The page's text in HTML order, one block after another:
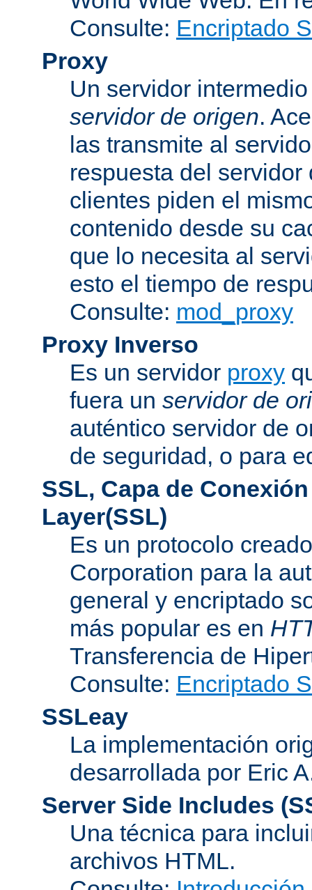
Consulte: Encriptado
Proxy
Un servidor
servidor de origen.
las transmite al
respuesta del
clientes piden el
contenido desde su
que lo necesita al
esto el tiempo de
Consulte: mod_proxy
Proxy Inverso
Es un servidor proxy
fuera un servidor de
auténtico servidor de
de seguridad, o para
SSL, Capa de
Layer(SSL)
Es un protocolo
Corporation para la
general y encriptado
más popular es en
Transferencia de
Consulte: Encriptado
SSLeay
La implementación
desarrollada por Eric
Server Side Includes
Una técnica para
archivos HTML.